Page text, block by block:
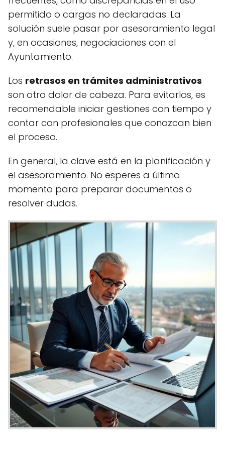
permitido o cargas no declaradas. La
solución suele pasar por asesoramiento legal
y, en ocasiones, negociaciones con el
Ayuntamiento.
Los retrasos en trámites administrativos
son otro dolor de cabeza. Para evitarlos, es
recomendable iniciar gestiones con tiempo y
contar con profesionales que conozcan bien
el proceso.
En general, la clave está en la planificación y
el asesoramiento. No esperes a último
momento para preparar documentos o
resolver dudas.